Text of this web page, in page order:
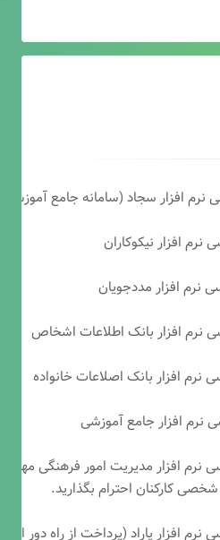
نرم افزار مدیریت امور فرهنگی
شخصی کارکنان احترام بگذارید.